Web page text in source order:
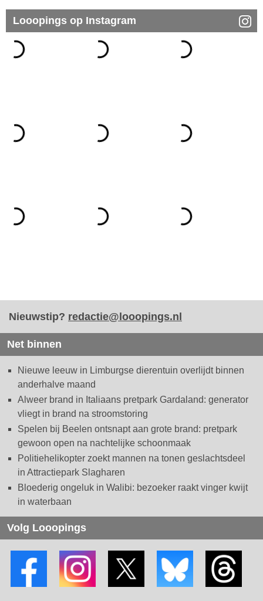
Looopings op Instagram
Nieuwstip? redactie@looopings.nl
Net binnen
Nieuwe leeuw in Limburgse dierentuin overlijdt binnen
anderhalve maand
Alweer brand in Italiaans pretpark Gardaland: generator
vliegt in brand na stroomstoring
Spelen bij Beelen ontsnapt aan grote brand: pretpark
gewoon open na nachtelijke schoonmaak
Politiehelikopter zoekt mannen na tonen geslachtsdeel
in Attractiepark Slagharen
Bloederig ongeluk in Walibi: bezoeker raakt vinger kwijt
in waterbaan
Volg Looopings